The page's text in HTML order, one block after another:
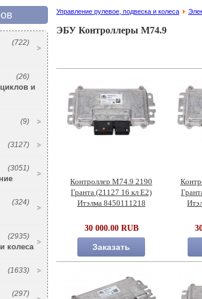
(722)
(26)
и
(9)
(3127)
(3051)
(324)
(2935)
колеса
(1633)
(297)
Управление рулевое, подвеска и колеса
ЭБУ Контроллеры М74.9
Контроллер М74.9 2190
Гранта (21127 16 кл Е2)
Итэлма 8450111218
30 000.00 RUB
Заказать